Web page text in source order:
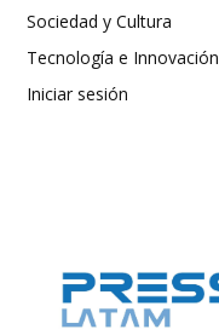
Sociedad y Cultura
Tecnología e Innovación
Iniciar sesión